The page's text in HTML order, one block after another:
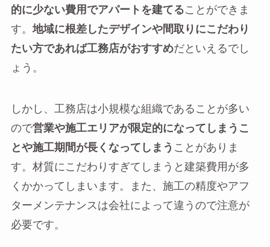
的に少ない費用でアパートを建てることができま
す。 地域に根差したデザインや間取りにこだわり
たい方であれば工務店がおすすめだといえるでし
ょう。
しかし、工務店は小規模な組織であることが多い
ので営業や施工エリアが限定的になってしまうこ
とや施工期間が長くなってしまう ことがありま
す。材質にこだわりすぎてしまうと建築費用が多
くかかってしまいます。また、施工の精度やアフ
ターメンテナンスは会社によって違うので注意が
必要です。